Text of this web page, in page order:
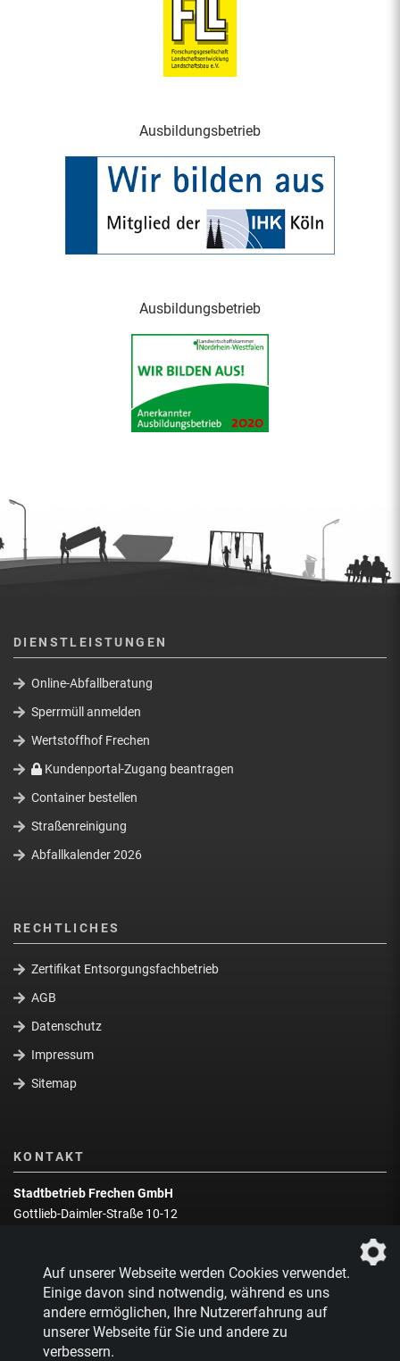
Ausbildungsbetrieb
Ausbildungsbetrieb
DIENSTLEISTUNGEN
Online-Abfallberatung
Sperrmüll anmelden
Wertstoffhof Frechen
Kundenportal-Zugang beantragen
Container bestellen
Straßenreinigung
Abfallkalender 2026
RECHTLICHES
Zertifikat Entsorgungsfachbetrieb
AGB
Datenschutz
Impressum
Sitemap
KONTAKT
Stadtbetrieb Frechen GmbH
Gottlieb-Daimler-Straße 10-12
Zentrale:02234 9217-0
Abfallberatung:02234 9217-17
Auf unserer Webseite werden Cookies verwendet.
Einige davon sind notwendig, während es uns
andere ermöglichen, Ihre Nutzererfahrung auf
unserer Webseite für Sie und andere zu
verbessern.